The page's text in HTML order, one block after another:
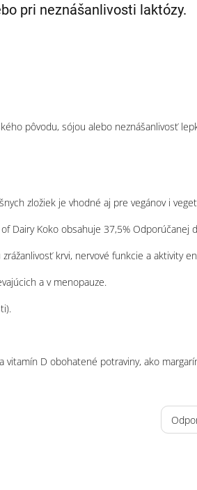
pri neznášanlivosti laktózy.
pôvodu, sójou alebo neznášanlivosť
zložiek je vhodné aj pre vegánov i
Dairy Koko obsahuje 37,5% Odporúčanej
krvi, nervové funkcie a aktivity
a v menopauze.
vitamín D obohatené potraviny, ako
R
d